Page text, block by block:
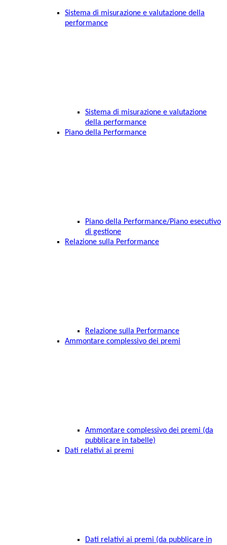
Sistema di misurazione e valutazione della
performance
Sistema di misurazione e valutazione
della performance
Piano della Performance
Piano della Performance/Piano esecutivo
di gestione
Relazione sulla Performance
Relazione sulla Performance
Ammontare complessivo dei premi
Ammontare complessivo dei premi (da
pubblicare in tabelle)
Dati relativi ai premi
Dati relativi ai premi (da pubblicare in